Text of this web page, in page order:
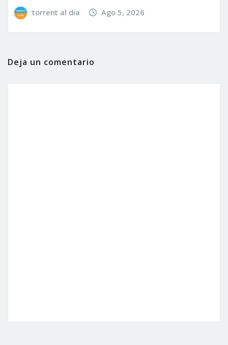
torrent al dia Ago 5, 2026
Deja un comentario